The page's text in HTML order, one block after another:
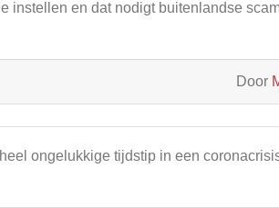
instellen en dat nodigt buitenlandse
Door
ongelukkige tijdstip in een